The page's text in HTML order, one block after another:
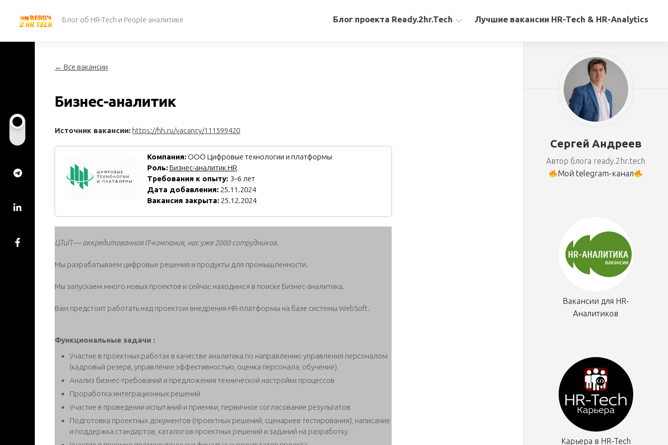
содержанию
Блог об HR-Tech и People аналитике Блог проекта Ready.2hr.Tech Лучшие вакансии HR-Tech & HR-Analytics
← Все вакансии
Бизнес-аналитик
Источник вакансии: https://hh.ru/vacancy/111599420
Компания: ООО Цифровые технологии и платформы
Роль:Бизнес-аналитик HR
Требования к опыту: 3–6 лет
Дата добавления: 25.11.2024
Вакансия закрыта: 25.12.2024
ЦТиП — аккредитованная IT-компания, нас уже 2000 сотрудников.
Мы разрабатываем цифровые решения и продукты для промышленности.
Мы запускаем много новых проектов и сейчас находимся в поиске Бизнес-аналитика.
Вам предстоит работать над проектом внедрения HR-платформы на базе системы WebSoft.
Функциональные задачи :
Участие в проектных работах в качестве аналитика по направлению управления персоналом
(кадровый резерв, управление эффективностью, оценка персонала, обучение)
Анализ бизнес-требований и предложения технической настройки процессов
Проработка интеграционных решений
Участие в проведении испытаний и приемки, первичное согласование результатов
Подготовка проектных документов (проектных решений, сценариев тестирования), написание
и поддержка стандартов, каталогов проектных решений и заданий на разработку
Сергей Андреев
Автор блога ready.2hr.tech
Мой telegram-канал
Вакансии для HR-
Аналитиков
Карьера в HR-Tech